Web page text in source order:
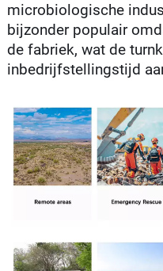
microbiologische
bijzonder populair
de fabriek, wat de
inbedrijfstellingstijd